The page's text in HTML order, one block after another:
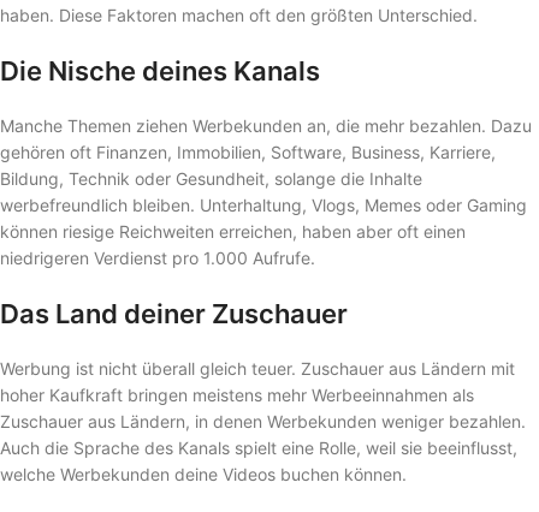
haben. Diese Faktoren machen oft den größten Unterschied.
Die Nische deines Kanals
Manche Themen ziehen Werbekunden an, die mehr bezahlen. Dazu
gehören oft Finanzen, Immobilien, Software, Business, Karriere,
Bildung, Technik oder Gesundheit, solange die Inhalte
werbefreundlich bleiben. Unterhaltung, Vlogs, Memes oder Gaming
können riesige Reichweiten erreichen, haben aber oft einen
niedrigeren Verdienst pro 1.000 Aufrufe.
Das Land deiner Zuschauer
Werbung ist nicht überall gleich teuer. Zuschauer aus Ländern mit
hoher Kaufkraft bringen meistens mehr Werbeeinnahmen als
Zuschauer aus Ländern, in denen Werbekunden weniger bezahlen.
Auch die Sprache des Kanals spielt eine Rolle, weil sie beeinflusst,
welche Werbekunden deine Videos buchen können.